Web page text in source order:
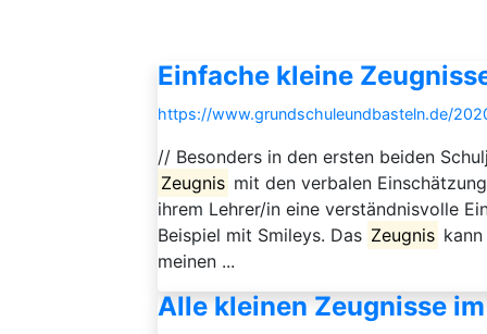
Einfache kleine
https://www.grundschuleundbasteln.de/
// Besonders in den ersten beiden
Zeugnis mit den verbalen
ihrem Lehrer/in eine verständnisvolle
Beispiel mit Smileys. Das Zeugnis
meinen ...
Alle kleinen Zeugnisse